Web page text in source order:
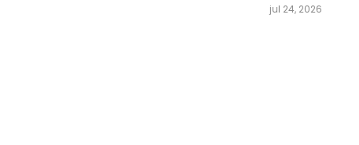
jul 24, 2026